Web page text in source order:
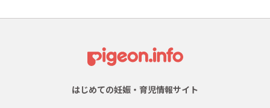
はじめての妊娠・育児情報サイト